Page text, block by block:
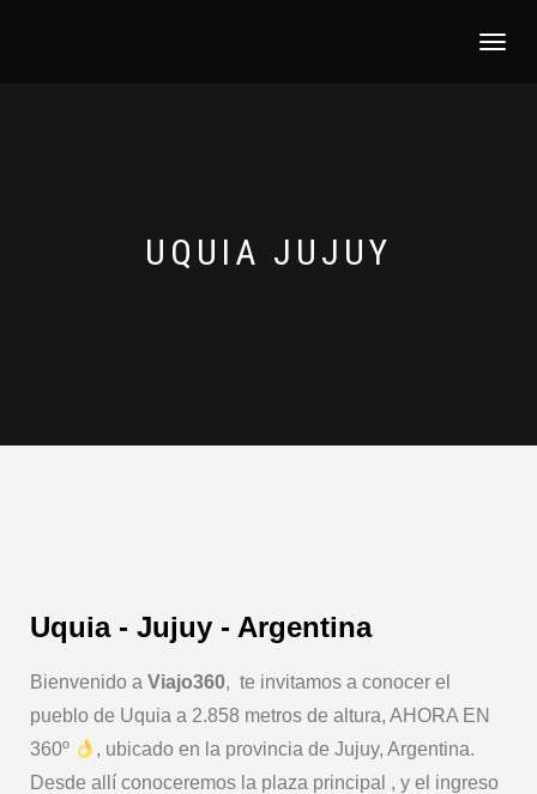
UQUIA JUJUY
Uquia - Jujuy - Argentina
Bienvenido a Viajo360, te invitamos a conocer el
pueblo de Uquia a 2.858 metros de altura, AHORA EN
360º
, ubicado en la provincia de Jujuy, Argentina.
Desde allí conoceremos la plaza principal , y el ingreso